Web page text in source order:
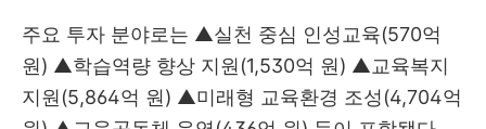
주요 투자 분야로는 ▲실천 중심 인성교육(570억
원) ▲학습역량 향상 지원(1,530억 원) ▲교육복지
지원(5,864억 원) ▲미래형 교육환경 조성(4,704억